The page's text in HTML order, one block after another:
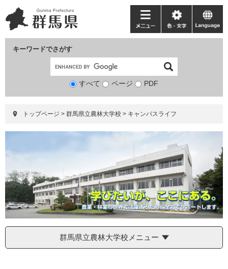
ー
ジ
ニ
ュ
て
キーワードでさがす
検
象
すべて ページ PDF
メ
ニ
ー
色・
文
language
トップページ > 群馬県立農林大学校 > キャンパスライフ
群馬県立農林大学校メニュー